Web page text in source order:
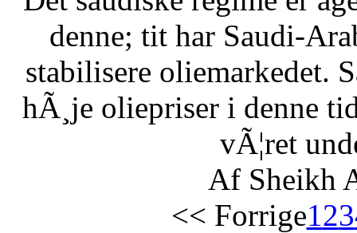
denne; tit har Saudi-
stabilisere oliemarkedet.
hÃ¸je oliepriser i denne
vÃ¦ret
Af Sheikh
<< Forrige123